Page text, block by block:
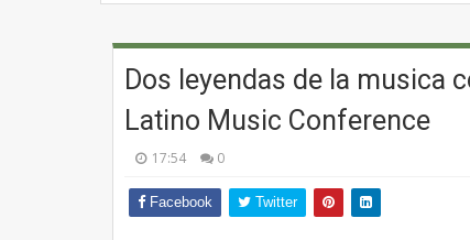
Dos leyendas de la musica
Latino Music Conference
17:54 0
Facebook Twitter